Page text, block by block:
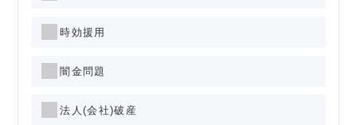
時効援用
闇金問題
法人(会社)破産